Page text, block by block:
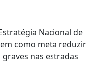
Nacional de
como meta reduzir
nas estradas